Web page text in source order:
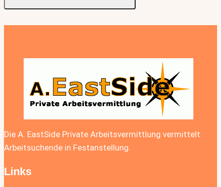
Die A. EastSide Private Arbeitsvermittlung vermittelt
Arbeitsuchende in Festanstellung.
Links